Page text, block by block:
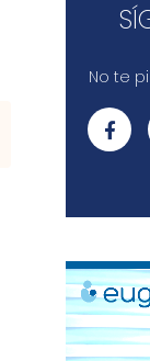
No te